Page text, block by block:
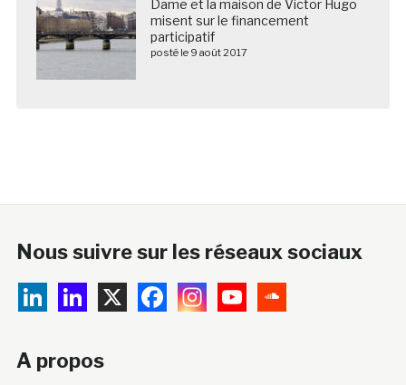
Dame et la maison de Victor Hugo
misent sur le financement
participatif
posté le 9 août 2017
Nous suivre sur les réseaux sociaux
A propos